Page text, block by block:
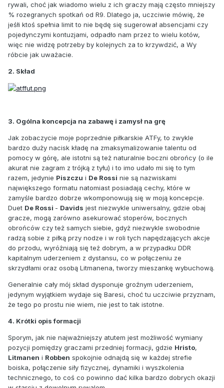
rywali, choć jak wiadomo wielu z ich graczy mają często mniejszy
% rozegranych spotkań od R9. Dlatego ja, uczciwie mówię, że
jeśłi ktoś spełnia limit to nie będę się sugerował absencjami czy
pojedynczymi kontuzjami, odpadło nam przez to wielu kotów,
więc nie widzę potrzeby by kolejnych za to krzywdzić, a Wy
róbcie jak uważacie.
2. Skład
3. Ogólna koncepcja na zabawę i zamysł na grę
Jak zobaczycie moje poprzednie piłkarskie ATFy, to zwykle
bardzo duży nacisk kładę na zmaksymalizowanie talentu od
pomocy w górę, ale istotni są też naturalnie boczni obrońcy (o ile
akurat nie zagram z trójką z tyłu) i to imo udało mi się to tym
razem, jedynie Piszczu i De Rossi nie są nazwiskami
największego formatu natomiast posiadają cechy, które w
zamyśle bardzo dobrze wkomponowują się w moją koncepcje.
Duet De Rossi - Davids jest niezwykle uniwersalny, gdzie obaj
gracze, mogą zarówno asekurować stoperów, bocznych
obrońców czy też samych siebie, gdyż niezwykle swobodnie
radzą sobie z piłką przy nodze i w roli tych napędzających akcje
do przodu, wyróżniają się też dobrym, a w przypadku DDR
kapitalnym uderzeniem z dystansu, co w połączeniu ze
skrzydłami oraz osobą Litmanena, tworzy mieszankę wybuchową.
Generalnie cały mój skład dysponuje groźnym uderzeniem,
jedynym wyjątkiem wydaje się Baresi, choć tu uczciwie przyznam,
że tego po prostu nie wiem, nie jest to tak istotne.
4. Krótki opis formacji
Sporym, jak nie najważniejszy atutem jest możliwość wymiany
pozycji pomiędzy graczami przedniej formacji, gdzie Hristo,
Litmanen i Robben spokojnie odnajdą się w każdej strefie
boiska, połączenie siły fizycznej, dynamiki i wyszkolenia
technicznego, to coś co powinno dać kilka bardzo dobrych okazji